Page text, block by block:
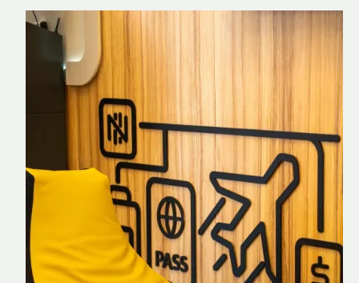
Nomad Explorer
Cartão de crédito brasileiro com cashback
em dólar